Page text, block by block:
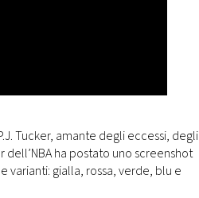
Tucker, amante degli eccessi, degli
dell’NBA ha postato uno screenshot
varianti: gialla, rossa, verde, blu e